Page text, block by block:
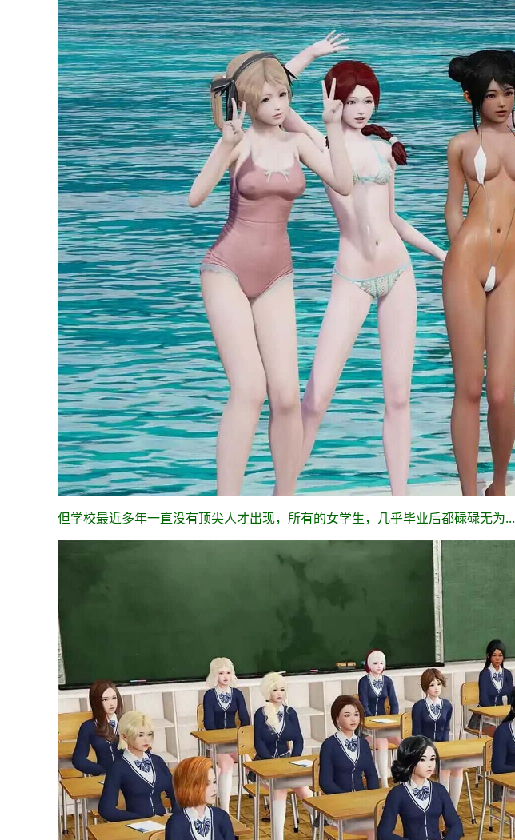
但学校最近多年一直没有顶尖人才出现，所有的女学生，几乎毕业后都碌碌无为...